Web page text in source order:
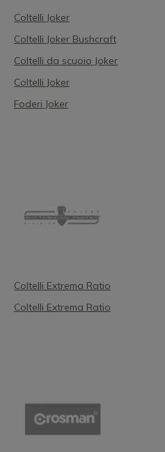
Coltelli Joker
Coltelli Joker Bushcraft
Coltelli da scuoio Joker
Coltelli Joker
Foderi Joker
Coltelli Extrema Ratio
Coltelli Extrema Ratio